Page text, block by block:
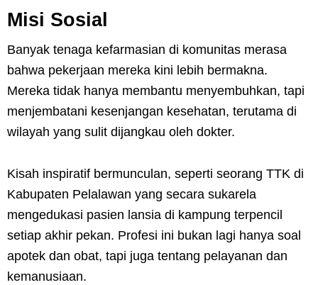
Misi Sosial
Banyak tenaga kefarmasian di komunitas merasa
bahwa pekerjaan mereka kini lebih bermakna.
Mereka tidak hanya membantu menyembuhkan, tapi
menjembatani kesenjangan kesehatan, terutama di
wilayah yang sulit dijangkau oleh dokter.
Kisah inspiratif bermunculan, seperti seorang TTK di
Kabupaten Pelalawan yang secara sukarela
mengedukasi pasien lansia di kampung terpencil
setiap akhir pekan. Profesi ini bukan lagi hanya soal
apotek dan obat, tapi juga tentang pelayanan dan
kemanusiaan.